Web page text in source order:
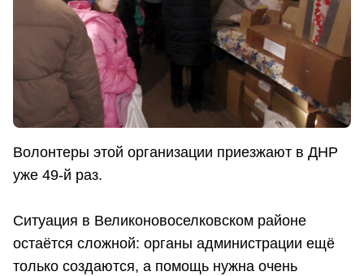
Волонтеры этой организации приезжают в ДНР
уже 49-й раз.
Ситуация в Великоновоселковском районе
остаётся сложной: органы администрации ещё
только создаются, а помощь нужна очень